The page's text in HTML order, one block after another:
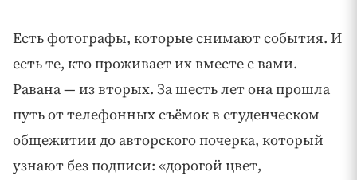
Есть фотографы, которые снимают события. И
есть те, кто проживает их вместе с вами.
Равана — из вторых. За шесть лет она прошла
путь от телефонных съёмок в студенческом
общежитии до авторского почерка, который
узнают без подписи: «дорогой цвет,